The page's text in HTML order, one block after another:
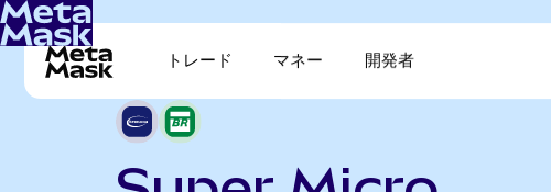
トレード マネー 開発者